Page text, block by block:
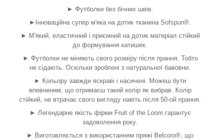
► Футболки без бічних швів.
►Інноваційна супер м'яка на дотик тканина Sofspun®.
► М'який, еластичний і приємний на дотик матеріал стійкий
до формування катишек.
► Футболки не міняють свого розміру після прання. Тобто
не сідають. Оскільки зроблені з натуральної бавовни.
► Кольору завжди яскраві і насичені. Можеш бути
впевненим, що отримаєш такий колір як вибрав. Колір
стійкий, не втрачає свого вигляду навіть після 50-ой прання.
► Легендарне якість фірми Fruit of the Loom гарантує
задоволення року.
► Виготовляється з використанням пряжі Belcoro®, що